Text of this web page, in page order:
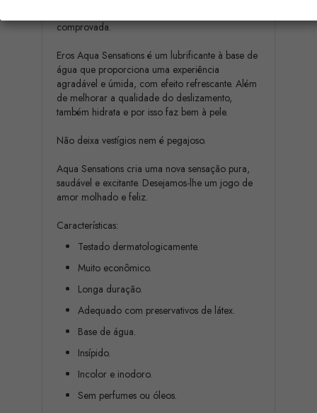
comprovada.
Eros Aqua Sensations é um lubrificante à base de
água que proporciona uma experiência
agradável e úmida, com efeito refrescante. Além
de melhorar a qualidade do deslizamento,
também hidrata e por isso faz bem à pele.
Não deixa vestígios nem é pegajoso.
Aqua Sensations cria uma nova sensação pura,
saudável e excitante. Desejamos-lhe um jogo de
amor molhado e feliz.
Características:
Testado dermatologicamente.
Muito econômico.
Longa duração.
Adequado com preservativos de látex.
Base de água.
Insípido.
Incolor e inodoro.
Sem perfumes ou óleos.